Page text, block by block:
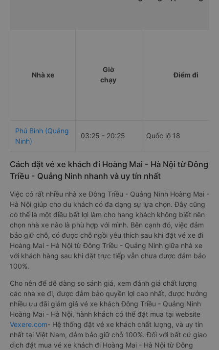
Nhà xe
Giờ
chạy
Điểm đi
Phú Bình (Quảng
Ninh)
03:25 - 20:25 Quốc lộ 18
Cách đặt vé xe khách đi Hoàng Mai - Hà Nội từ Đông
Triều - Quảng Ninh nhanh và uy tín nhất
Việc có rất nhiều nhà xe Đông Triều - Quảng Ninh Hoàng Mai -
Hà Nội giúp cho du khách có đa dạng sự lựa chọn. Đây cũng
có thể là một điều bất lợi làm cho hàng khách không biết nên
chọn nhà xe nào là phù hợp với mình. Bên cạnh đó, việc đảm
bảo giữ chỗ, có được chỗ ngồi yêu thích sau khi đặt vé xe đi
Hoàng Mai - Hà Nội từ Đông Triều - Quảng Ninh giữa nhà xe
với khách hàng sau khi đặt trực tiếp vẫn chưa được đảm bảo
100%.
Cho nên để dễ dàng so sánh giá, xem đánh giá chất lượng
các nhà xe đi, được đảm bảo quyền lợi cao nhất, được hưởng
nhiều ưu đãi giảm giá vé xe khách Đông Triều - Quảng Ninh
Hoàng Mai - Hà Nội, hành khách có thể đặt mua tại website
Vexere.com- Hệ thống đặt vé xe khách chất lượng, và uy tín
nhất tại Việt Nam, đảm bảo giữ chỗ 100%. Đối với bất cứ giao
dịch đặt mua vé xe khách đi Hoàng Mai - Hà Nội từ Đông